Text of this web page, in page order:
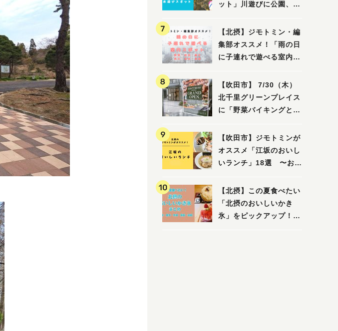
ット」川遊びに公園、プ
吹田・茨木・高槻）
【北摂】ジモトミン・編
集部オススメ！「雨の日
に子連れで遊べる室内ス
箕面・吹田・豊中・茨
木・池田）
【吹田市】 7/30（木）
北千里グリーンプレイス
に「野菜バイキングと飲
里店」がオープン予定！
【吹田市】ジモトミンが
オススメ「江坂のおいし
いランチ」18選 〜おし
とりさまでも楽しめるお
店まで〜
【北摂】この夏食べたい
「北摂のおいしいかき
氷」をピックアップ！